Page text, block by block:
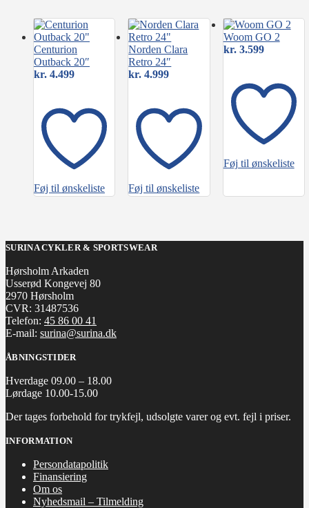
Centurion
Outback 20″
kr. 4.499
Føj til ønskeliste
Norden Clara
Retro 24″
kr. 4.999
Føj til ønskeliste
Woom GO 2
kr.3.599
Føj til ønskeliste
SURINA CYKLER & SPORTSWEAR
Hørsholm Arkaden
Usserød Kongevej 80
2970 Hørsholm
CVR: 31487536
Telefon: 45 86 00 41
E-mail: surina@surina.dk
ÅBNINGSTIDER
Hverdage 09.00 – 18.00
Lørdage 10.00-15.00
Der tages forbehold for trykfejl, udsolgte varer og evt. fejl i priser.
INFORMATION
Persondatapolitik
Finansiering
Om os
Nyhedsmail – Tilmelding